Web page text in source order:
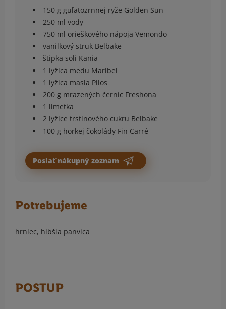
150 g guľatozrnnej ryže Golden Sun
250 ml vody
750 ml orieškového nápoja Vemondo
vanilkový struk Belbake
štipka soli Kania
1 lyžica medu Maribel
1 lyžica masla Pilos
200 g mrazených černíc Freshona
1 limetka
2 lyžice trstinového cukru Belbake
100 g horkej čokolády Fin Carré
Poslať nákupný zoznam
Potrebujeme
hrniec, hlbšia panvica
POSTUP